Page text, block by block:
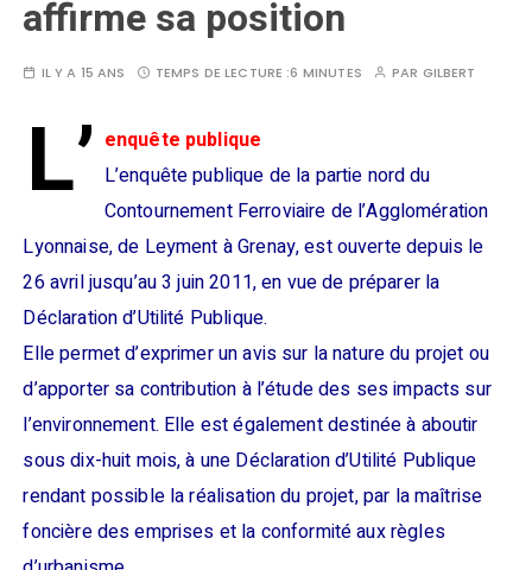
affirme sa position
IL Y A 15 ANS TEMPS DE LECTURE :6 MINUTES PAR GILBERT
L’ enquête publique
L’enquête publique de la partie nord du
Contournement Ferroviaire de l’Agglomération
Lyonnaise, de Leyment à Grenay, est ouverte depuis le
26 avril jusqu’au 3 juin 2011, en vue de préparer la
Déclaration d’Utilité Publique.
Elle permet d’exprimer un avis sur la nature du projet ou
d’apporter sa contribution à l’étude des ses impacts sur
l’environnement. Elle est également destinée à aboutir
sous dix-huit mois, à une Déclaration d’Utilité Publique
rendant possible la réalisation du projet, par la maîtrise
foncière des emprises et la conformité aux règles